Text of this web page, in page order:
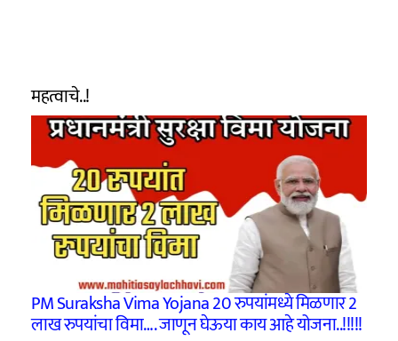
महत्वाचे..!
PM Suraksha Vima Yojana 20 रुपयांमध्ये मिळणार 2
लाख रुपयांचा विमा…. जाणून घेऊया काय आहे योजना..!!!!!